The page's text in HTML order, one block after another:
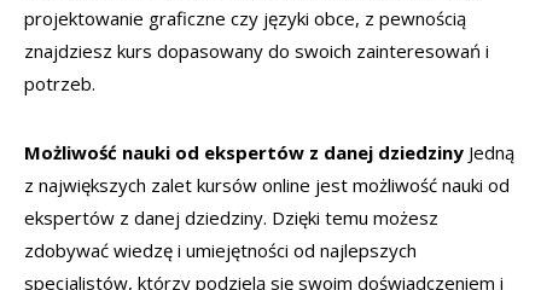
projektowanie graficzne czy języki obce, z pewnością
znajdziesz kurs dopasowany do swoich zainteresowań i
potrzeb.
Możliwość nauki od ekspertów z danej dziedziny Jedną
z największych zalet kursów online jest możliwość nauki od
ekspertów z danej dziedziny. Dzięki temu możesz
zdobywać wiedzę i umiejętności od najlepszych
specjalistów, którzy podzielą się swoim doświadczeniem i